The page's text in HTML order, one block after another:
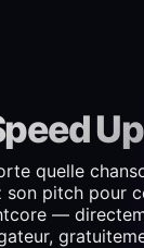
Up
quelle
pitch pour
—